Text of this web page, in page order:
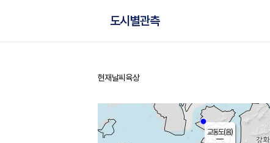
도시별관측
홈
현재날씨 육상
교동도(음)